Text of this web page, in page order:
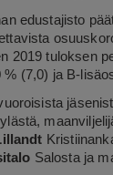
edustajisto
2019 tuloksen
(7,0) ja B-
Salosta ja